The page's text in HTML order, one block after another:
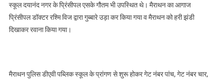
स्कूल दयानंद नगर के प्रिंसीपल एसके गौतम भी उपस्थित थे। मैराथन का आगाज
प्रिंसीपल डॉक्टर रश्मि विज द्वारा गुब्बारे उड़ा कर किया गया व मैराथन को हरी झंडी
दिखाकर रवाना किया गया।
मैराथन पुलिस डीएवी पब्लिक स्कूल के प्रांगण से शुरू होकर गेट नंबर पांच, गेट नंबर चार,